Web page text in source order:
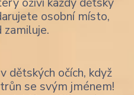
osobní místo,
dětských očích, když
se svým jménem!